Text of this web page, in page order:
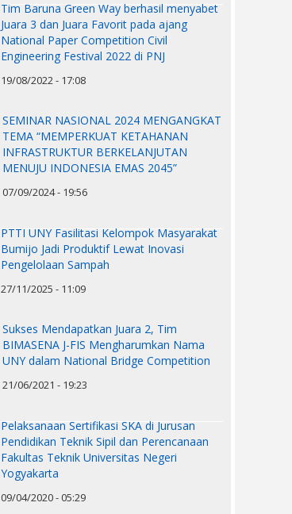
Tim Baruna Green Way berhasil menyabet
Juara 3 dan Juara Favorit pada ajang
National Paper Competition Civil
Engineering Festival 2022 di PNJ
19/08/2022 - 17:08
SEMINAR NASIONAL 2024 MENGANGKAT
TEMA “MEMPERKUAT KETAHANAN
INFRASTRUKTUR BERKELANJUTAN
MENUJU INDONESIA EMAS 2045”
07/09/2024 - 19:56
PTTI UNY Fasilitasi Kelompok Masyarakat
Bumijo Jadi Produktif Lewat Inovasi
Pengelolaan Sampah
27/11/2025 - 11:09
Sukses Mendapatkan Juara 2, Tim
BIMASENA J-FIS Mengharumkan Nama
UNY dalam National Bridge Competition
21/06/2021 - 19:23
Pelaksanaan Sertifikasi SKA di Jurusan
Pendidikan Teknik Sipil dan Perencanaan
Fakultas Teknik Universitas Negeri
Yogyakarta
09/04/2020 - 05:29